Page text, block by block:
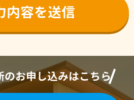
のお申し込みはこちら